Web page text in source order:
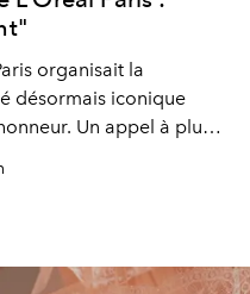
organisait la
désormais iconique
Un appel à plus
en marge de